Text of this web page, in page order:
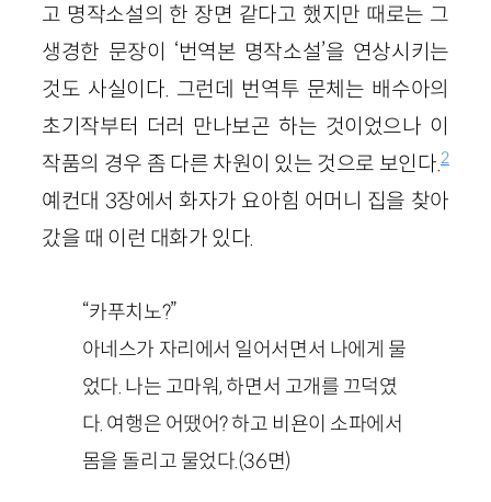
고 명작소설의 한 장면 같다고 했지만 때로는 그
생경한 문장이 ‘번역본 명작소설’을 연상시키는
것도 사실이다. 그런데 번역투 문체는 배수아의
초기작부터 더러 만나보곤 하는 것이었으나 이
작품의 경우 좀 다른 차원이 있는 것으로 보인다.2
예컨대 3장에서 화자가 요아힘 어머니 집을 찾아
갔을 때 이런 대화가 있다.
“카푸치노?”
아네스가 자리에서 일어서면서 나에게 물
었다. 나는 고마워, 하면서 고개를 끄덕였
다. 여행은 어땠어? 하고 비욘이 소파에서
몸을 돌리고 물었다.(36면)